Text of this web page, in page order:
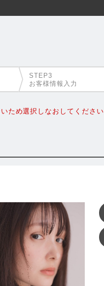
お客様情報入力
ため選択しなおしてください